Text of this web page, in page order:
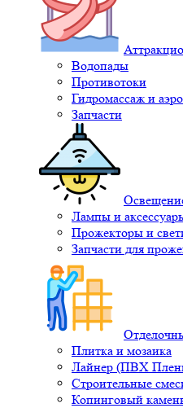
Водопады
Противотоки
Гидромассаж и
Запчасти
Лампы и
Прожекторы и
Запчасти для
Плитка и мозаика
Лайнер (ПВХ
Строительные
Копинговый